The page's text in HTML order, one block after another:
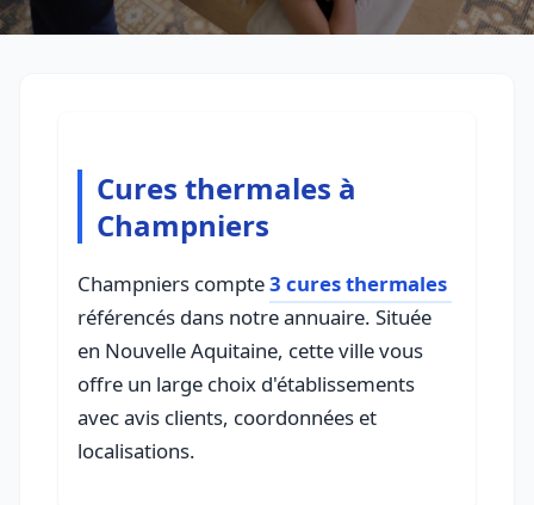
Cures thermales à
Champniers
Champniers compte3 cures thermales
référencés dans notre annuaire. Située
en Nouvelle Aquitaine, cette ville vous
offre un large choix d'établissements
avec avis clients, coordonnées et
localisations.